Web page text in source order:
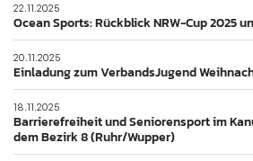
22.11.2025
Ocean Sports: Rückblick NRW-Cup 2025
20.11.2025
Einladung zum VerbandsJugend
18.11.2025
Barrierefreiheit und Seniorensport im
dem Bezirk 8 (Ruhr/Wupper)